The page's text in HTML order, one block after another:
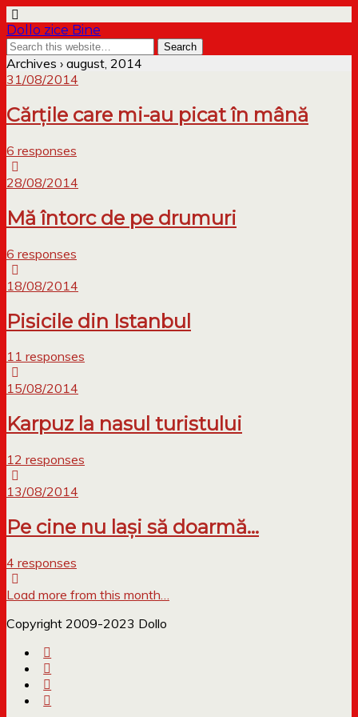
Dollo zice Bine
Archives › august, 2014
31/08/2014
Cărțile care mi-au picat în mână
6 responses
28/08/2014
Mă întorc de pe drumuri
6 responses
18/08/2014
Pisicile din Istanbul
11 responses
15/08/2014
Karpuz la nasul turistului
12 responses
13/08/2014
Pe cine nu lași să doarmă…
4 responses
Load more from this month…
Copyright 2009-2023 Dollo